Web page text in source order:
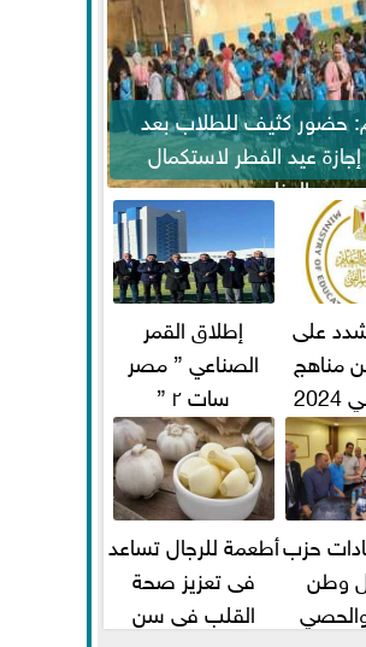
حضور كثيف للطلاب بعد
إجازة عيد الفطر لاستكمال
المناهج
على
مناهج
الترم الثاني 2024
إطلاق القمر
الصناعي ” مصر
سات ٢ ”
حزب
وطن
أطعمة للرجال تساعد
فى تعزيز صحة
القلب فى سن